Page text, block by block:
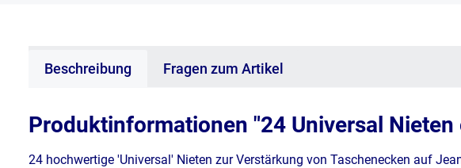
Beschreibung Fragen zum Artikel
Produktinformationen "24 Universal
24 hochwertige 'Universal' Nieten zur Verstärkung von Taschenecken auf